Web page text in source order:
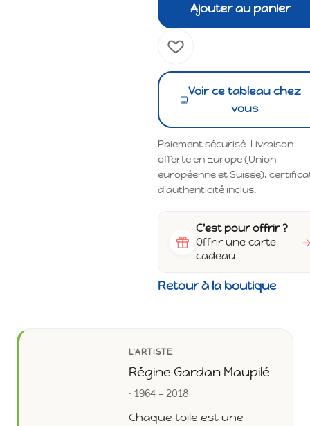
Ajouter au panier
Voir ce tableau chez
vous
Paiement sécurisé. Livraison
offerte en Europe (Union
européenne et Suisse),
d'authenticité inclus.
C'est pour offrir ?
Offrir une carte
cadeau
Retour à la boutique
L'ARTISTE
Régine Gardan Maupilé
· 1964 - 2018
Chaque toile est une